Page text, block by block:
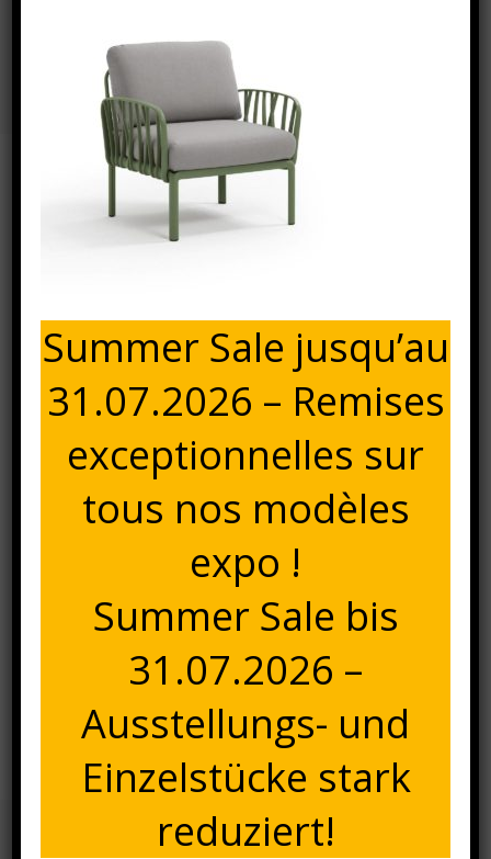
Fauteuil Komodo Agave-Gris
⁄ Fauteuil Komodo agave-gris
Komodo agave-gris
26 février 2021
Navigation
l’article
Fauteuil Komodo
agave-gris
Summer Sale jusqu’au
31.07.2026 – Remises
exceptionnelles sur
tous nos modèles
expo !
Summer Sale bis
31.07.2026 –
Ausstellungs- und
Einzelstücke stark
reduziert!